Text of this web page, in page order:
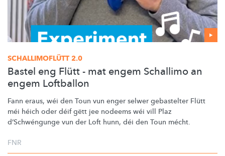
SCHALLIMOFLÜTT 2.0
Bastel eng Flütt - mat engem Schallimo an
engem Loftballon
Fann eraus, wéi den Toun vun enger selwer gebastelter Flütt
méi héich oder déif gëtt jee nodeems wéi vill Plaz
d’Schwéngunge vun der Loft hunn, déi den Toun mécht.
FNR